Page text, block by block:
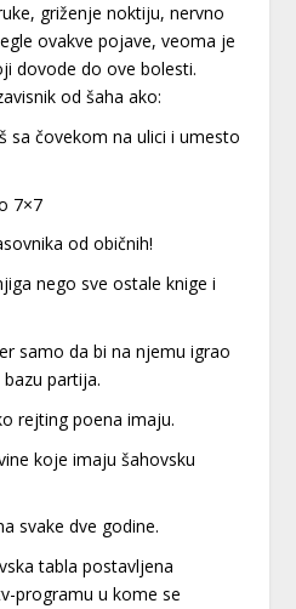
griženje noktiju, nervno
ovakve pojave, veoma je
dovode do ove bolesti.
od šaha ako:
sa čovekom na ulici i umesto
7×7
od običnih!
nego sve ostale knige i
samo da bi na njemu igrao
partija.
rejting poena imaju.
koje imaju šahovsku
svake dve godine.
tabla postavljena
programu u kome se